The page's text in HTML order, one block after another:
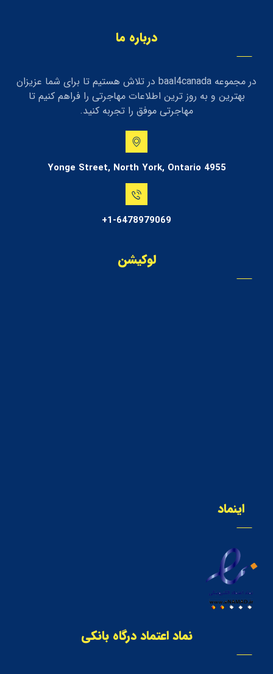
درباره ما
در مجموعه baal4canada در تلاش هستیم تا برای شما عزیزان
بهترین و به روز ترین اطلاعات مهاجرتی را فراهم کنیم تا
مهاجرتی موفق را تجربه کنید.
4955 Yonge Street, North York, Ontario
1-6478979069+
لوکیشن
اینماد
نماد اعتماد درگاه بانکی